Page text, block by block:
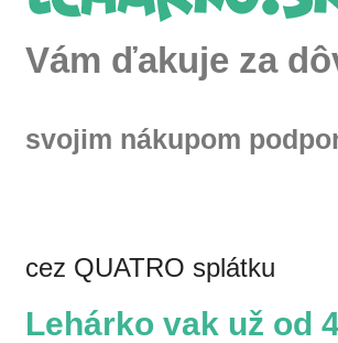
Vám ďakuje za
svojim nákupom
cez QUATRO splátku
Lehárko vak už od